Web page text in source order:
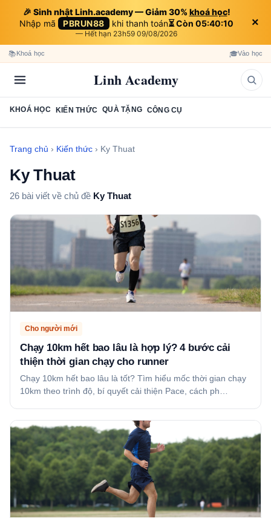
🎉 Sinh nhật Linh.academy — Giảm 30% khoá học!
Nhập mã
PBRUN88 khi thanh toán⏳ Còn 05:40:08
— Hết hạn 23h59 09/08/2026
×
📚Khoá học 🎓Vào học
Linh Academy
KHOÁ HỌC KIẾN THỨC QUÀ TẶNG CÔNG CỤ
Trang chủ › Kiến thức › Ky Thuat
Ky Thuat
26 bài viết về chủ đề Ky Thuat
Cho người mới
Chạy 10km hết bao lâu là hợp lý? 4 bước cải
thiện thời gian chạy cho runner
Chạy 10km hết bao lâu là tốt? Tìm hiểu mốc thời gian chạy
10km theo trình độ, bí quyết cải thiện Pace, cách ph…